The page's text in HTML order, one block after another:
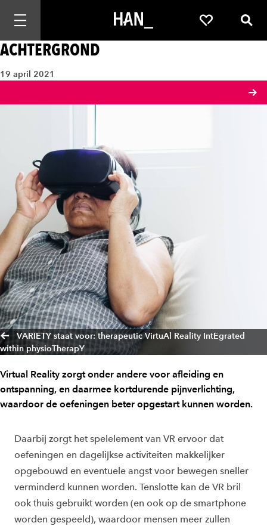
Mobiele navigatie openen Favorieten
ACHTERGROND
19 april 2021
VARIETY staat voor: therapeutic VirtuAl Reality IntEgrated
within physioTherapY
Virtual Reality zorgt onder andere voor afleiding en
ontspanning, en daarmee kortdurende pijnverlichting,
waardoor de oefeningen beter opgestart kunnen worden.
Daarbij zorgt het spelelement van VR ervoor dat
oefeningen en dagelijkse activiteiten makkelijker
opgebouwd en eventuele angst voor bewegen sneller
verminderd kunnen worden. Tenslotte kan de VR bril
ook thuis gebruikt worden (en ook op de smartphone
worden gespeeld), waardoor mensen meer zullen